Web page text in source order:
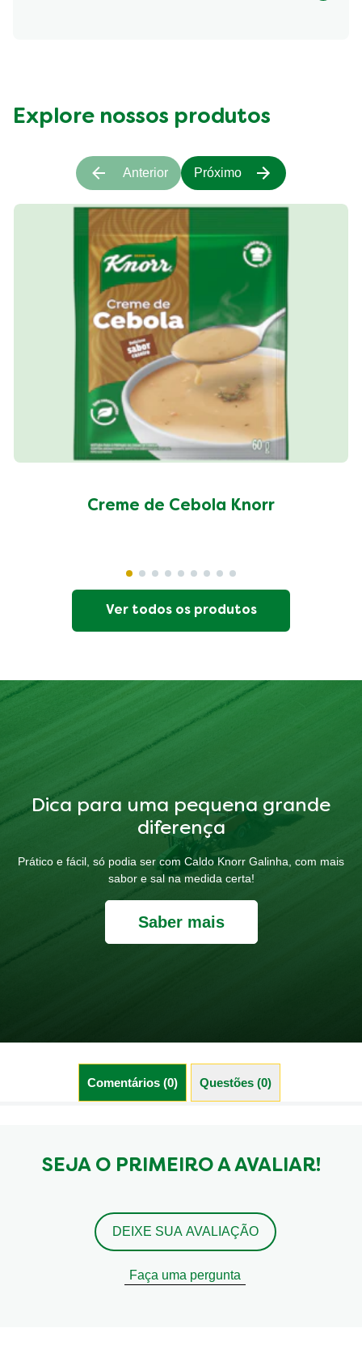
Explore nossos produtos
Creme de Cebola Knorr
Anterior Próximo
Ver todos os produtos
Dica para uma pequena grande
diferença
Prático e fácil, só podia ser com Caldo Knorr Galinha, com mais
sabor e sal na medida certa!
Saber mais
Comentários (0) Questões (0)
SEJA O PRIMEIRO A AVALIAR!
DEIXE SUA AVALIAÇÃO
Faça uma pergunta